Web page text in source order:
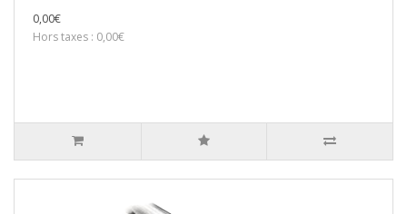
0,00€
Hors taxes : 0,00€